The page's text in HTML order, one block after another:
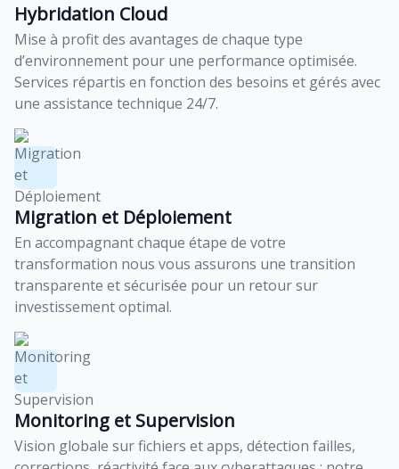
Hybridation Cloud
Mise à profit des avantages de chaque type
d’environnement pour une performance optimisée.
Services répartis en fonction des besoins et gérés avec
une assistance technique 24/7.
Migration et Déploiement
En accompagnant chaque étape de votre
transformation nous vous assurons une transition
transparente et sécurisée pour un retour sur
investissement optimal.
Monitoring et Supervision
Vision globale sur fichiers et apps, détection failles,